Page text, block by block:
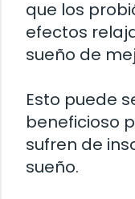
que los
efectos
sueño de
Esto puede
beneficioso
sufren de
sueño.